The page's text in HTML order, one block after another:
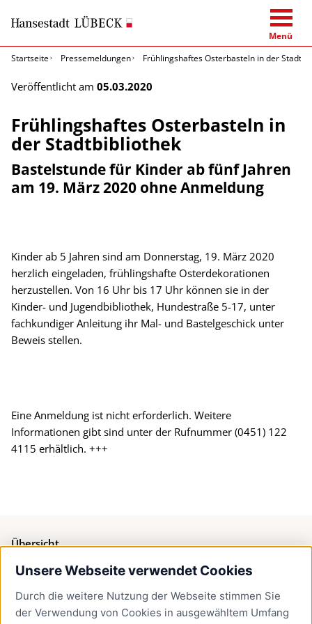
Unsere Webseite verwendet Cookies
Durch die weitere Nutzung der Webseite stimmen Sie
der Verwendung von Cookies in ausgewähltem Umfang
Menü
Startseite
Pressemeldungen Frühlingshaftes Osterbasteln in der
Veröffentlicht am 05.03.2020
Frühlingshaftes Osterbasteln in
der Stadtbibliothek
Bastelstunde für Kinder ab fünf Jahren
am 19. März 2020 ohne Anmeldung
Kinder ab 5 Jahren sind am Donnerstag, 19. März 2020
herzlich eingeladen, frühlingshafte Osterdekorationen
herzustellen. Von 16 Uhr bis 17 Uhr können sie in der
Kinder- und Jugendbibliothek, Hundestraße 5-17, unter
fachkundiger Anleitung ihr Mal- und Bastelgeschick unter
Beweis stellen.
Eine Anmeldung ist nicht erforderlich. Weitere
Informationen gibt sind unter der Rufnummer (0451) 122
4115 erhältlich. +++
Übersicht
Bürgerservice
Presse
Newsletter Lübeck:kompakt